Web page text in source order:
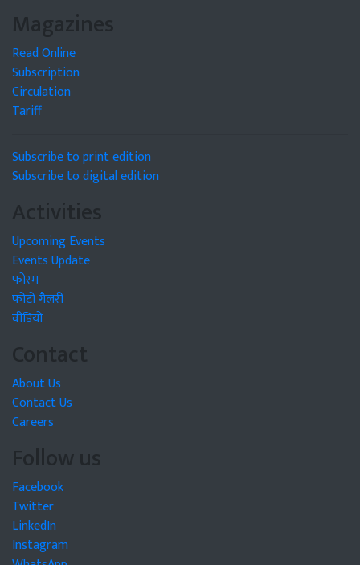
Magazines
Read Online
Subscription
Circulation
Tariff
Subscribe to print edition
Subscribe to digital edition
Activities
Upcoming Events
Events Update
फोरम
फोटो गैलरी
वीडियो
Contact
About Us
Contact Us
Careers
Follow us
Facebook
Twitter
LinkedIn
Instagram